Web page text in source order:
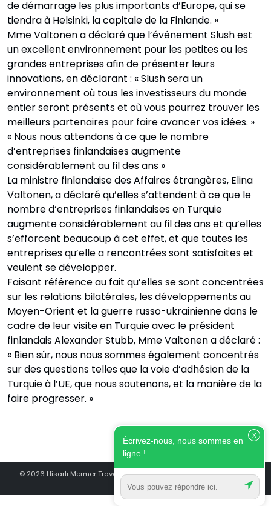
de démarrage les plus importants d’Europe, qui se
tiendra à Helsinki, la capitale de la Finlande. »
Mme Valtonen a déclaré que l’événement Slush est
un excellent environnement pour les petites ou les
grandes entreprises afin de présenter leurs
innovations, en déclarant : « Slush sera un
environnement où tous les investisseurs du monde
entier seront présents et où vous pourrez trouver les
meilleurs partenaires pour faire avancer vos idées. »
« Nous nous attendons à ce que le nombre
d’entreprises finlandaises augmente
considérablement au fil des ans »
La ministre finlandaise des Affaires étrangères, Elina
Valtonen, a déclaré qu’elles s’attendent à ce que le
nombre d’entreprises finlandaises en Turquie
augmente considérablement au fil des ans et qu’elles
s’efforcent beaucoup à cet effet, et que toutes les
entreprises qu’elle a rencontrées sont satisfaites et
veulent se développer.
Faisant référence au fait qu’elles se sont concentrées
sur les relations bilatérales, les développements au
Moyen-Orient et la guerre russo-ukrainienne dans le
cadre de leur visite en Turquie avec le président
finlandais Alexander Stubb, Mme Valtonen a déclaré :
« Bien sûr, nous nous sommes également concentrés
sur des questions telles que la voie d’adhésion de la
Turquie à l’UE, que nous soutenons, et la manière de la
faire progresser. »
© 2026 Hisarlı Mermer Travertin - La Marque De Travertin De Turquie
X
Écrivez-nous, nous sommes en
ligne !